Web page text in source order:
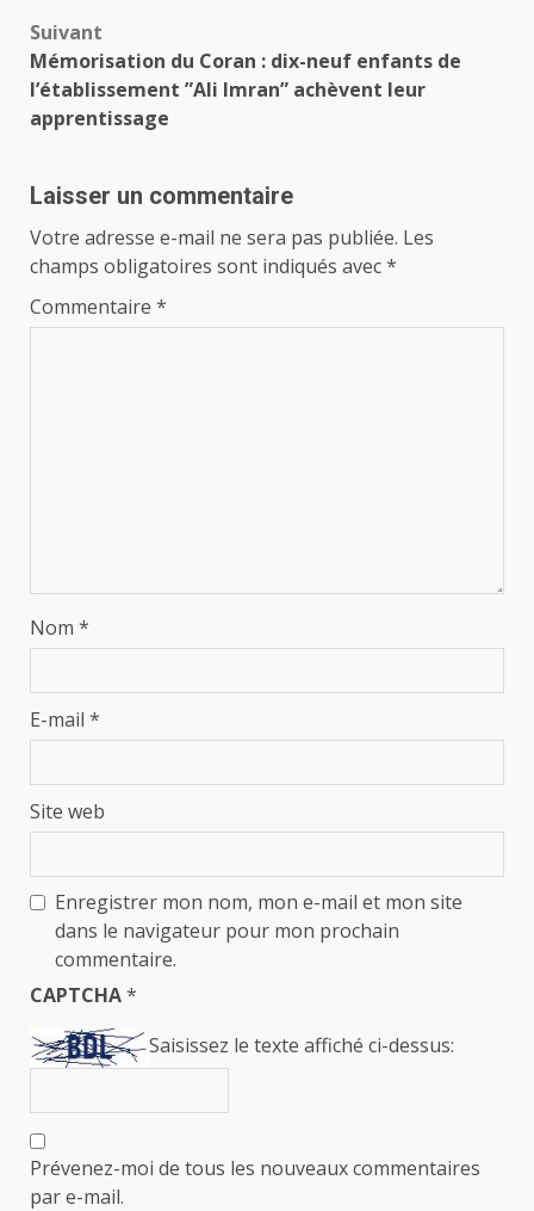
Suivant
Mémorisation du Coran : dix-neuf enfants de
l’établissement ”Ali Imran” achèvent leur
apprentissage
Laisser un commentaire
Votre adresse e-mail ne sera pas publiée. Les
champs obligatoires sont indiqués avec*
Commentaire *
Nom *
E-mail *
Site web
Enregistrer mon nom, mon e-mail et mon site
dans le navigateur pour mon prochain
commentaire.
CAPTCHA*
Saisissez le texte affiché ci-dessus:
Prévenez-moi de tous les nouveaux commentaires
par e-mail.